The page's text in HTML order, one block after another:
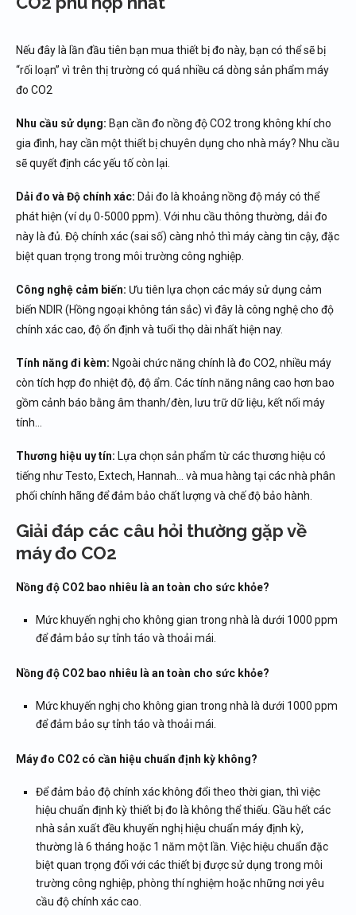
Nếu đây là lần đầu tiên bạn mua thiết bị đo này, bạn có thể sẽ bị
“rối loạn” vì trên thị trường có quá nhiều cá dòng sản phẩm máy
đo CO2
Nhu cầu sử dụng: Bạn cần đo nồng độ CO2 trong không khí cho
gia đình, hay cần một thiết bị chuyên dụng cho nhà máy? Nhu cầu
sẽ quyết định các yếu tố còn lại.
Dải đo và Độ chính xác: Dải đo là khoảng nồng độ máy có thể
phát hiện (ví dụ 0-5000 ppm). Với nhu cầu thông thường, dải đo
này là đủ. Độ chính xác (sai số) càng nhỏ thì máy càng tin cậy, đặc
biệt quan trọng trong môi trường công nghiệp.
Công nghệ cảm biến: Ưu tiên lựa chọn các máy sử dụng cảm
biến NDIR (Hồng ngoại không tán sắc) vì đây là công nghệ cho độ
chính xác cao, độ ổn định và tuổi thọ dài nhất hiện nay.
Tính năng đi kèm: Ngoài chức năng chính là đo CO2, nhiều máy
còn tích hợp đo nhiệt độ, độ ẩm. Các tính năng nâng cao hơn bao
gồm cảnh báo bằng âm thanh/đèn, lưu trữ dữ liệu, kết nối máy
tính…
Thương hiệu uy tín: Lựa chọn sản phẩm từ các thương hiệu có
tiếng như Testo, Extech, Hannah… và mua hàng tại các nhà phân
phối chính hãng để đảm bảo chất lượng và chế độ bảo hành.
Giải đáp các câu hỏi thường gặp về
máy đo CO2
Nồng độ CO2 bao nhiêu là an toàn cho sức khỏe?
Mức khuyến nghị cho không gian trong nhà là dưới 1000 ppm
để đảm bảo sự tỉnh táo và thoải mái.
Nồng độ CO2 bao nhiêu là an toàn cho sức khỏe?
Mức khuyến nghị cho không gian trong nhà là dưới 1000 ppm
để đảm bảo sự tỉnh táo và thoải mái.
Máy đo CO2 có cần hiệu chuẩn định kỳ không?
Để đảm bảo độ chính xác không đổi theo thời gian, thì việc
hiệu chuẩn định kỳ thiết bị đo là không thể thiếu. Gầu hết các
nhà sản xuất đều khuyến nghị hiệu chuẩn máy định kỳ,
thường là 6 tháng hoặc 1 năm một lần. Việc hiệu chuẩn đặc
biệt quan trọng đối với các thiết bị được sử dụng trong môi
trường công nghiệp, phòng thí nghiệm hoặc những nơi yêu
cầu độ chính xác cao.